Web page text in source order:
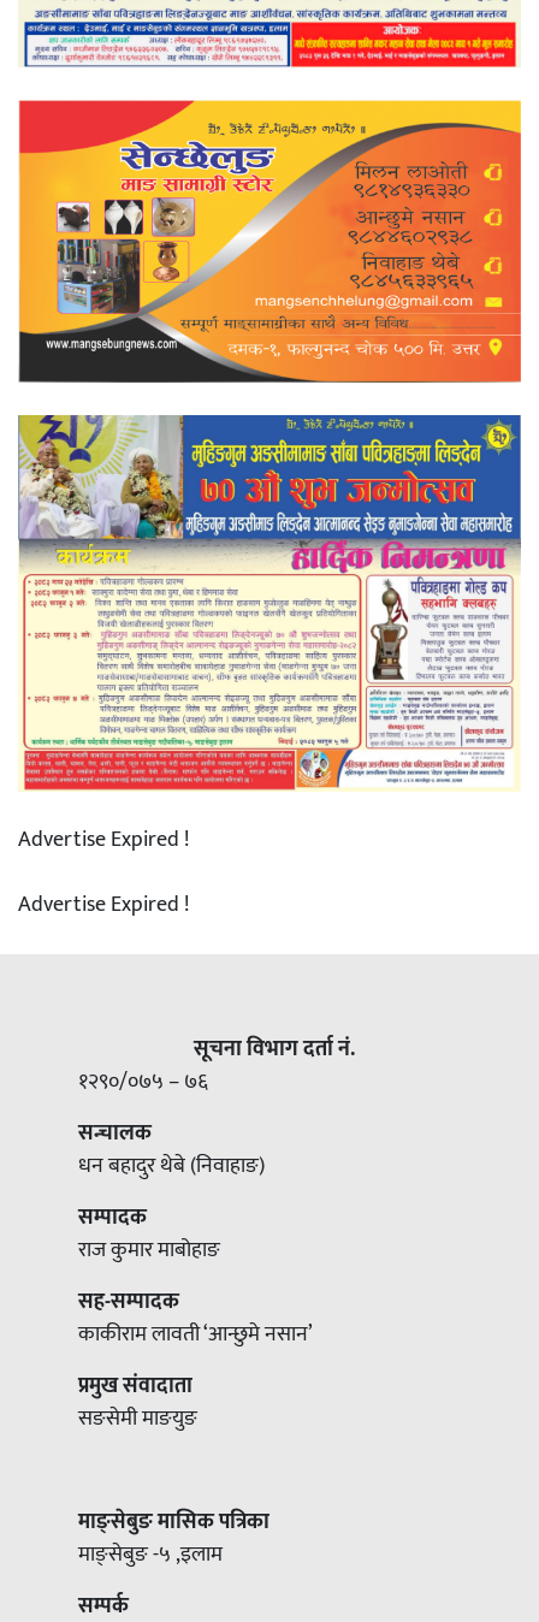
Advertise Expired !
Advertise Expired !
सूचना विभाग दर्ता नं.
१२९०/०७५ – ७६
सन्चालक
धन बहादुर थेबे (निवाहाङ)
सम्पादक
राज कुमार माबोहाङ
सह-सम्पादक
काकीराम लावती ‘आन्छुमे नसान’
प्रमुख संवादाता
सङसेमी माङयुङ
माङ्सेबुङ मासिक पत्रिका
माङ्सेबुङ -५ ,इलाम
सम्पर्क